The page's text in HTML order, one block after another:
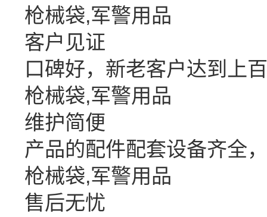
枪械袋,军警用品
客户见证
口碑好，新老客户达到上
枪械袋,军警用品
维护简便
产品的配件配套设备齐全
枪械袋,军警用品
售后无忧